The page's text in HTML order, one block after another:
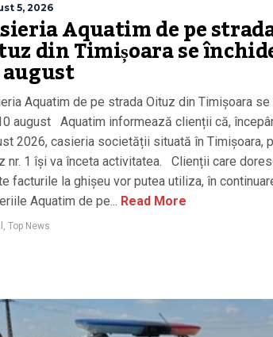
5, 2026
Aquatim de pe
din Timișoara se
Aquatim de pe strada Oituz din Timișoara
august Aquatim informează clienții că,
2026, casieria societății situată în Timișoara,
nr. 1 își va înceta activitatea. Clienții care
facturile la ghișeu vor putea utiliza, în
Aquatim de pe... Read More
Top News